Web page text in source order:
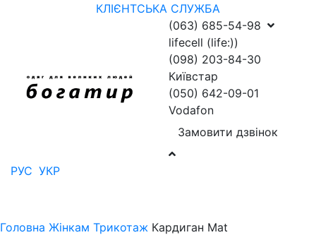
КЛІЄНТСЬКА СЛУЖБА
(063) 685-54-98
lifecell (life:))
(098) 203-84-30
Київстар
(050) 642-09-01
Vodafon
Замовити дзвінок
РУС УКР
Головна Жінкам Трикотаж Кардиган Mat